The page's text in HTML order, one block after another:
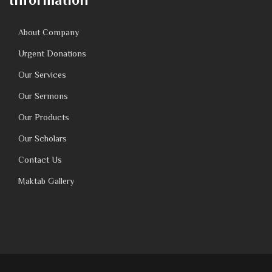
About Company
Urgent Donations
Our Services
Our Sermons
Our Products
Our Scholars
Contact Us
Maktab Gallery